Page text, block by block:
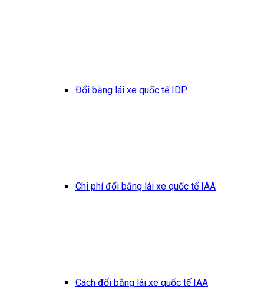
Đổi bằng lái xe quốc tế IDP
Chi phí đổi bằng lái xe quốc tế IAA
Cách đổi bằng lái xe quốc tế IAA